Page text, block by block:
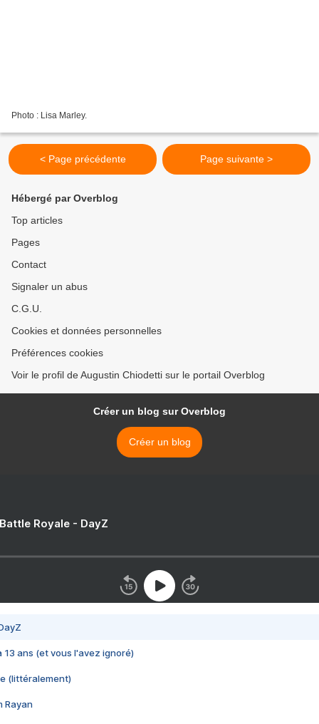
Photo : Lisa Marley.
< Page précédente Page suivante >
Hébergé par Overblog
Top articles
Pages
Contact
Signaler un abus
C.G.U.
Cookies et données personnelles
Préférences cookies
Voir le profil de Augustin Chiodetti sur le portail Overblog
Créer un blog sur Overblog
Créer un blog
Royale - DayZ
13 ans (et vous l'avez ignoré)
(littéralement)
Rayan